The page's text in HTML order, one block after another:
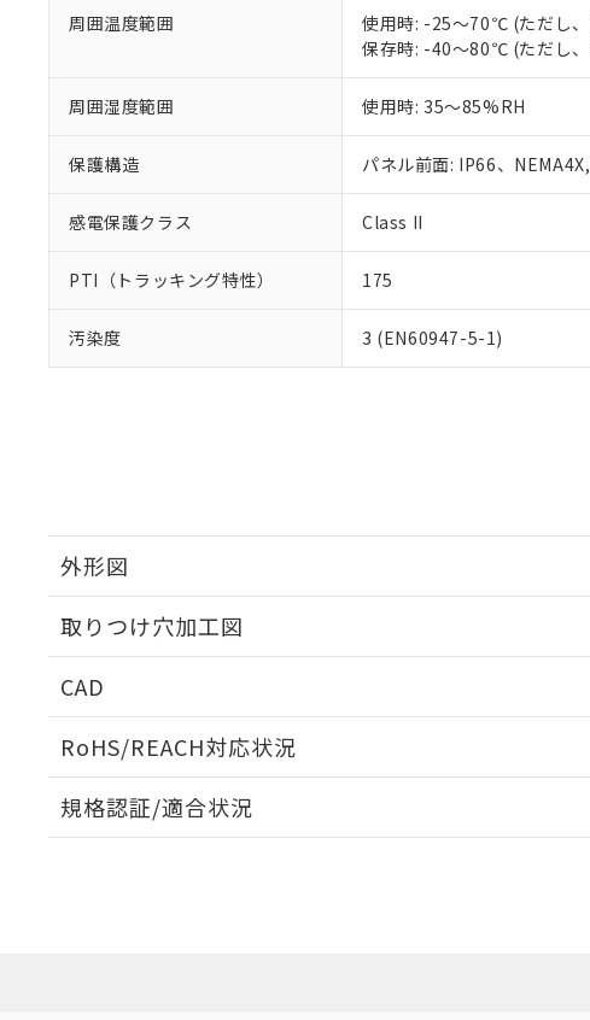
周囲温度範囲
使用時: -25～70℃ (ただし
保存時: -40～80℃ (ただし
周囲湿度範囲 使用時: 35～85%RH
保護構造 パネル前面: IP66、
感電保護クラス Class II
PTI（トラッキング特性） 175
汚染度 3 (EN60947-5-1)
外形図
取りつけ穴加工図
CAD
RoHS/REACH対応状況
EU RoHS 注意事項・凡例
規格認証/適合状況